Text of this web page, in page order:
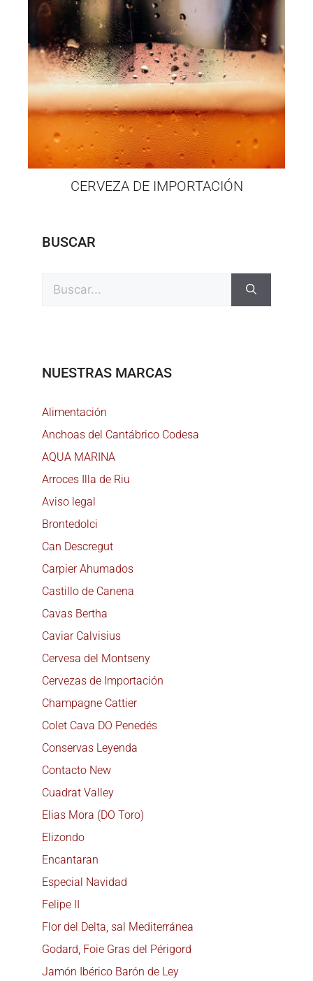
CERVEZA DE IMPORTACIÓN
BUSCAR
NUESTRAS MARCAS
Alimentación
Anchoas del Cantábrico Codesa
AQUA MARINA
Arroces Illa de Riu
Aviso legal
Brontedolci
Can Descregut
Carpier Ahumados
Castillo de Canena
Cavas Bertha
Caviar Calvisius
Cervesa del Montseny
Cervezas de Importación
Champagne Cattier
Colet Cava DO Penedés
Conservas Leyenda
Contacto New
Cuadrat Valley
Elias Mora (DO Toro)
Elizondo
Encantaran
Especial Navidad
Felipe II
Flor del Delta, sal Mediterránea
Godard, Foie Gras del Périgord
Jamón Ibérico Barón de Ley